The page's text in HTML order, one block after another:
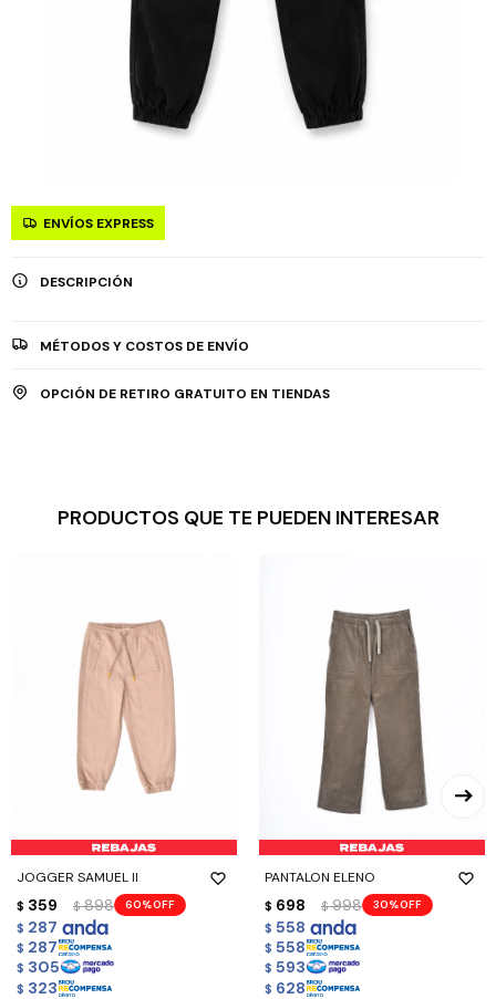
ENVÍOS EXPRESS
DESCRIPCIÓN
MÉTODOS Y COSTOS DE ENVÍO
OPCIÓN DE RETIRO GRATUITO EN TIENDAS
PRODUCTOS QUE TE PUEDEN INTERESAR
JOGGER SAMUEL II
$ 359 $ 898 60
$ 287
$ 287
$ 305
$ 323
PANTALON ELENO
$ 698 $ 998 30
$ 558
$ 558
$ 593
$ 628